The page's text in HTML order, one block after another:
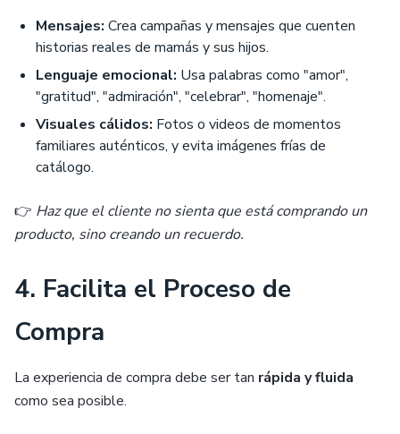
Mensajes: Crea campañas y mensajes que cuenten
historias reales de mamás y sus hijos.
Lenguaje emocional: Usa palabras como "amor",
"gratitud", "admiración", "celebrar", "homenaje".
Visuales cálidos: Fotos o videos de momentos
familiares auténticos, y evita imágenes frías de
catálogo.
👉 Haz que el cliente no sienta que está comprando un
producto, sino creando un recuerdo.
4. Facilita el Proceso de
Compra
La experiencia de compra debe ser tan rápida y fluida
como sea posible.